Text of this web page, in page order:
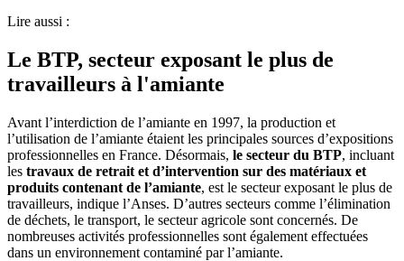
Lire aussi :
Le BTP, secteur exposant le plus de
travailleurs à l'amiante
Avant l’interdiction de l’amiante en 1997, la production et
l’utilisation de l’amiante étaient les principales sources d’expositions
professionnelles en France. Désormais, le secteur du BTP, incluant
les travaux de retrait et d’intervention sur des matériaux et
produits contenant de l’amiante, est le secteur exposant le plus de
travailleurs, indique l’Anses. D’autres secteurs comme l’élimination
de déchets, le transport, le secteur agricole sont concernés. De
nombreuses activités professionnelles sont également effectuées
dans un environnement contaminé par l’amiante.